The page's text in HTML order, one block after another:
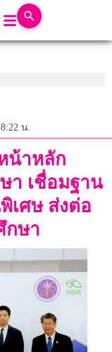
น.
น้าหลัก
า เชื่อมฐาน
เศษ ส่งต่อ
กษา